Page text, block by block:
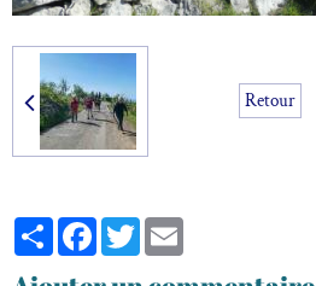
Retour
PartagerFacebook
Twitter